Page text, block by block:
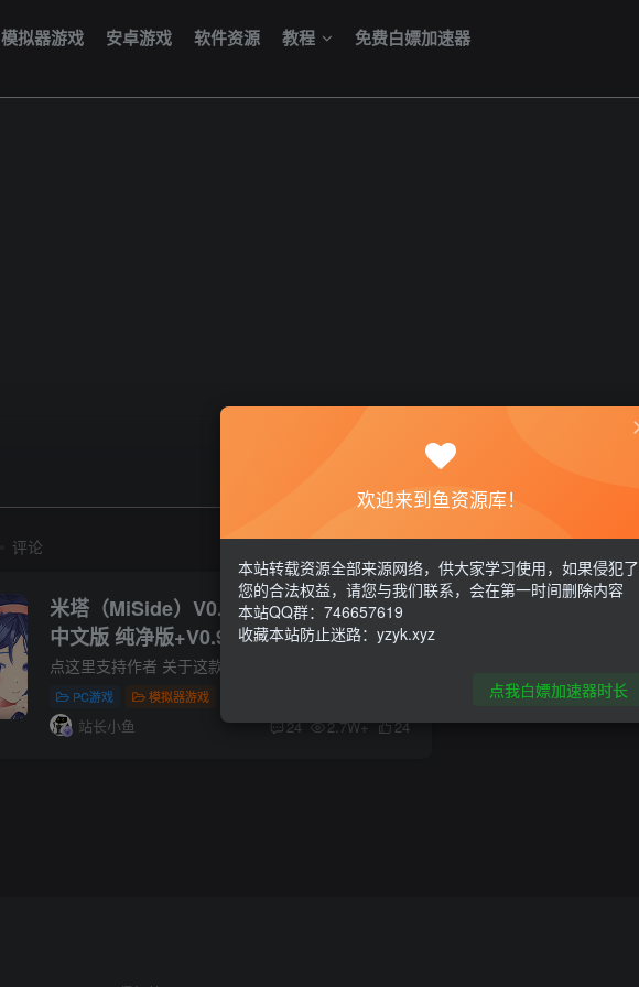
模拟器游戏 安卓游戏 软件资源 教程 免费白嫖加速器
评论
米塔（MiSide）V0.923 官中简体 免安装
中文版 纯净版+V0.921 MOD版+MOD大
全 附手机端一键直装apk
PC游戏 模拟器游戏
站长小鱼 24 2.7W+ 24
欢迎来到鱼资源库！
本站转载资源全部来源网络，供大家学习使用，如果侵犯了
您的合法权益，请您与我们联系，会在第一时间删除内容
本站QQ群：746657619
收藏本站防止迷路：yzyk.xyz
点我白嫖加速器时长